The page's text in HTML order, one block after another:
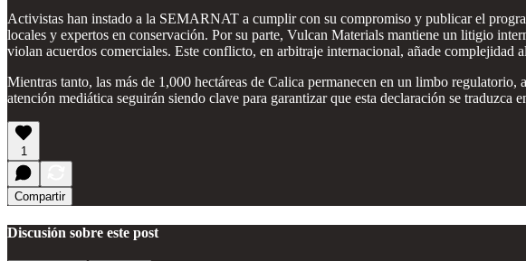
Activistas han instado a la SEMARNAT a cumplir con su compromiso y publicar el
locales y expertos en conservación. Por su parte, Vulcan Materials mantiene un litigio
violan acuerdos comerciales. Este conflicto, en arbitraje internacional, añade complejidad
Mientras tanto, las más de 1,000 hectáreas de Calica permanecen en un limbo
atención mediática seguirán siendo clave para garantizar que esta declaración se traduzca
1
Compartir
Discusión sobre este post